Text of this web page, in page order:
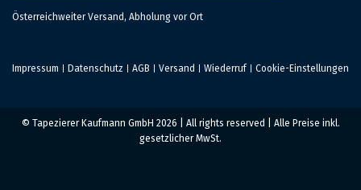
Österreichweiter Versand, Abholung vor Ort
Impressum Datenschutz AGB Versand Wiederruf Cookie-Einstellungen
© Tapezierer Kaufmann GmbH 2026 | All rights reserved | Alle Preise inkl.
gesetzlicher MwSt.